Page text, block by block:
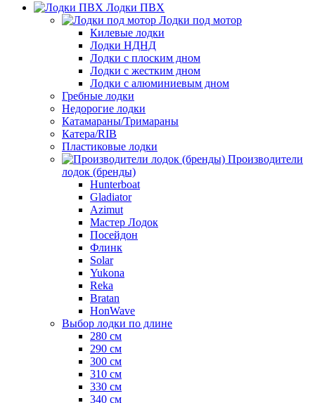
Лодки ПВХ
Лодки под мотор
Килевые лодки
Лодки НДНД
Лодки с плоским дном
Лодки с жестким дном
Лодки с алюминиевым дном
Гребные лодки
Недорогие лодки
Катамараны/Тримараны
Катера/RIB
Пластиковые лодки
Производители
лодок (бренды)
Hunterboat
Gladiator
Azimut
Мастер Лодок
Посейдон
Флинк
Solar
Yukona
Reka
Bratan
HonWave
Выбор лодки по длине
280 см
290 см
300 см
310 см
330 см
340 см